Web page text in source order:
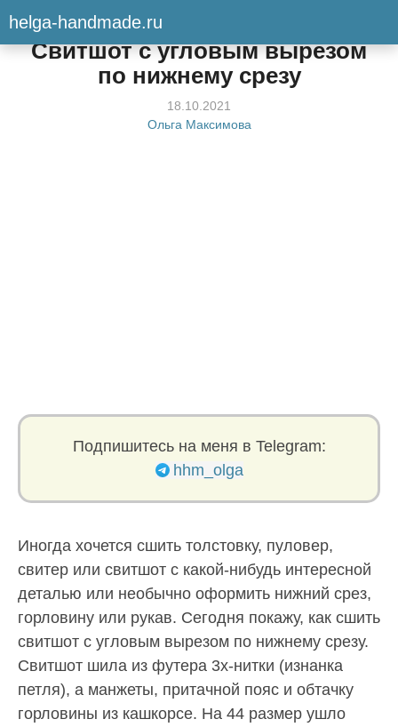
helga-handmade.ruМастер-класс
Свитшот с угловым вырезом
по нижнему срезу
18.10.2021
Ольга Максимова
Подпишитесь на меня в Telegram:
hhm_olga
Иногда хочется сшить толстовку, пуловер,
свитер или свитшот с какой-нибудь интересной
деталью или необычно оформить нижний срез,
горловину или рукав. Сегодня покажу, как сшить
свитшот с угловым вырезом по нижнему срезу.
Свитшот шила из футера 3х-нитки (изнанка
петля), а манжеты, притачной пояс и обтачку
горловины из кашкорсе. На 44 размер ушло